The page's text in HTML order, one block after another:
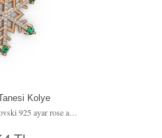
Kolye
Yeşil kuvars ve swarovski 925 ayar rose altın kaplama gümüş kolye (40 cm gümüş rolo zincir)